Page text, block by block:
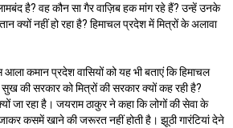
है? वह कौन सा गैर वाज़िब हक मांग रहे हैं? उन्हें उनके
क्यों नहीं हो रहा है? हिमाचल प्रदेश में मित्रों के अलावा
कमान प्रदेश वासियों को यह भी बताएं कि हिमाचल
सुख की सरकार को मित्रों की सरकार क्यों कह रही है?
जा रहा है। जयराम ठाकुर ने कहा कि लोगों की सेवा के
कसमें खाने की जरूरत नहीं होती है। झूठी गारंटियां देने